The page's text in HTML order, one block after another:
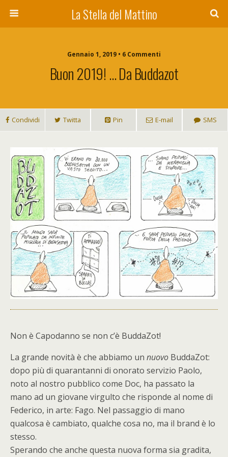
La Stella del Mattino
Gennaio 1, 2019 • 6 Commenti
Buon 2019! … Da Buddazot
Condividi Twitta Pin E-mail SMS
Non è Capodanno se non c’è BuddaZot!
La grande novità è che abbiamo un nuovo BuddaZot:
dopo più di quarantanni di onorato servizio Paolo,
noto al nostro pubblico come Doc, ha passato la
mano ad un giovane virgulto che risponde al nome di
Federico, in arte: Fago. Nel passaggio di mano
qualcosa è cambiato, qualche cosa no, ma il brand è lo
stesso.
Sperando che anche questa nuova forma sia gradita,